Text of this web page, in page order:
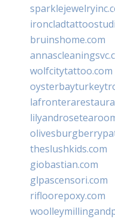
bruinshome.com
wolfcitytattoo.com
theslushkids.com
giobastian.com
glpascensori.com
rifloorepoxy.com